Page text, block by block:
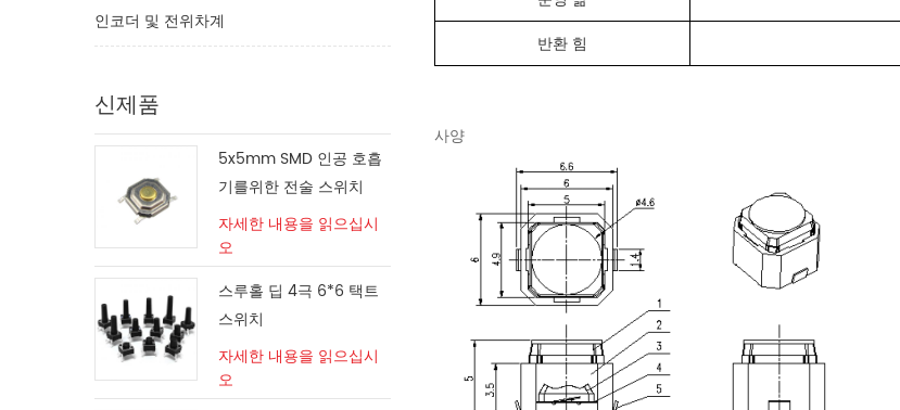
반환 힘
사양
인코더 및 전위차계
신제품
5x5mm SMD 인공 호흡
기를위한 전술 스위치
자세한 내용을 읽으십시
오
스루홀 딥 4극 6*6 택트
스위치
자세한 내용을 읽으십시
오